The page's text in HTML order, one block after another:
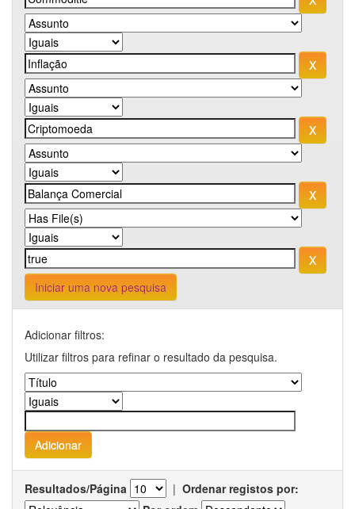
Iniciar uma nova pesquisa
Adicionar filtros:
Utilizar filtros para refinar o resultado da pesquisa.
Resultados/Página | Ordenar registos por: